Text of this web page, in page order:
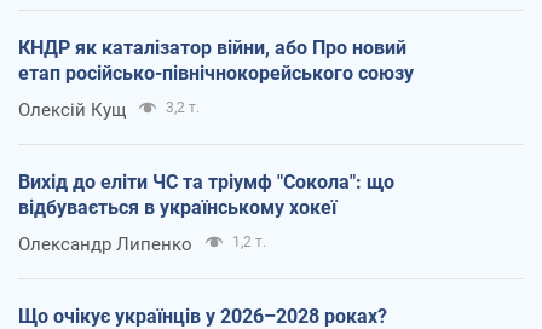
КНДР як каталізатор війни, або Про новий
етап російсько-північнокорейського союзу
Олексій Кущ 3,2 т.
Вихід до еліти ЧС та тріумф "Сокола": що
відбувається в українському хокеї
Олександр Липенко 1,2 т.
Що очікує українців у 2026–2028 роках?